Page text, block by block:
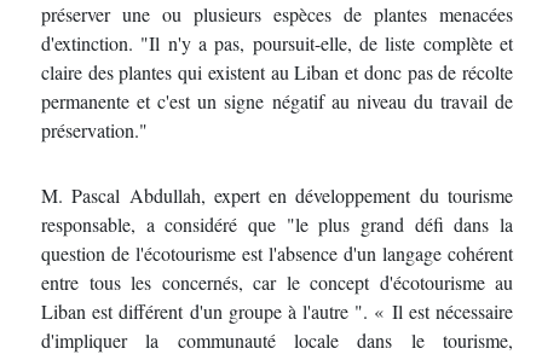
préserver une ou plusieurs espèces de plantes menacées
d'extinction. "Il n'y a pas, poursuit-elle, de liste complète et
claire des plantes qui existent au Liban et donc pas de récolte
permanente et c'est un signe négatif au niveau du travail de
préservation."
M. Pascal Abdullah, expert en développement du tourisme
responsable, a considéré que "le plus grand défi dans la
question de l'écotourisme est l'absence d'un langage cohérent
entre tous les concernés, car le concept d'écotourisme au
Liban est différent d'un groupe à l'autre ". « Il est nécessaire
d'impliquer la communauté locale dans le tourisme,